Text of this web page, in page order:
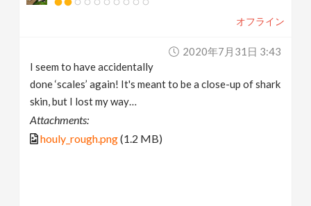
オフライン
2020年7月31日 3:43
I seem to have accidentally
done ‘scales’ again! It's meant to be a close-up of shark
skin, but I lost my way…
Attachments:
houly_rough.png(1.2 MB)